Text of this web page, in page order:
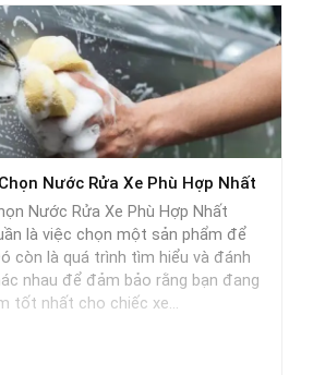
Nước Rửa Xe Phù Hợp Nhất
Nước Rửa Xe Phù Hợp Nhất
là việc chọn một sản phẩm để
còn là quá trình tìm hiểu và đánh
nhau để đảm bảo rằng bạn đang
tốt nhất cho chiếc xe…